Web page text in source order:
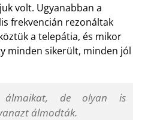
volt. Ugyanabban a
frekvencián rezonáltak
a telepátia, és mikor
minden sikerült, minden jól
álmaikat, de olyan is
álmodták.